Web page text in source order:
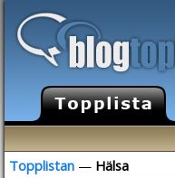
Topplistan — Hälsa